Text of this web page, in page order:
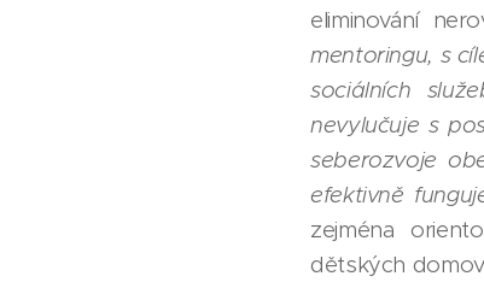
eliminování
mentoringu, s
sociálních
nevylučuje s
seberozvoje
efektivně
zejména
dětských